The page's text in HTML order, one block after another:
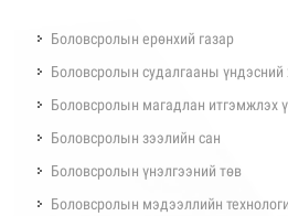
Боловсролын ерөнхий газар
Боловсролын судалгааны үндэсний
Боловсролын магадлан итгэмжлэх
Боловсролын зээлийн сан
Боловсролын үнэлгээний төв
Боловсролын мэдээллийн